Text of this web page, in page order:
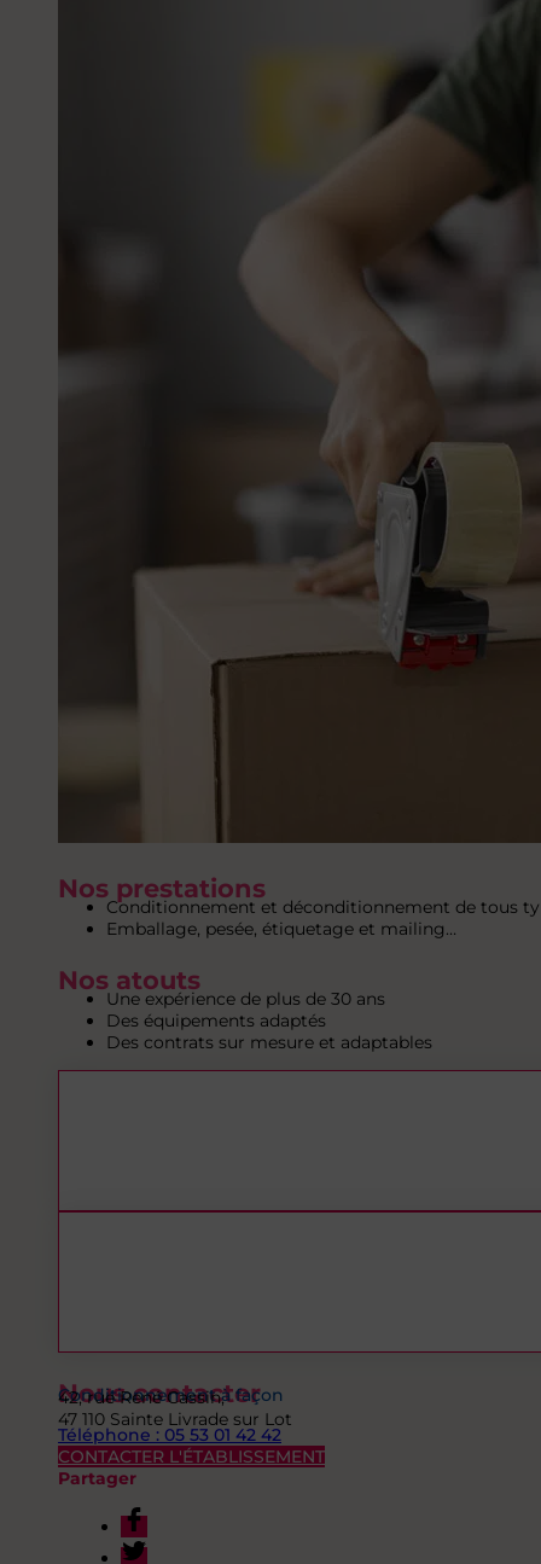
Nos prestations
Conditionnement et déconditionnement de tous
Emballage, pesée, étiquetage et mailing…
Nos atouts
Une expérience de plus de 30 ans
Des équipements adaptés
Des contrats sur mesure et adaptables
Nous contacter
Conditionnement à façon
42, rue René Cassin,
47 110 Sainte Livrade sur Lot
Téléphone : 05 53 01 42 42
CONTACTER L'ÉTABLISSEMENT
Partager